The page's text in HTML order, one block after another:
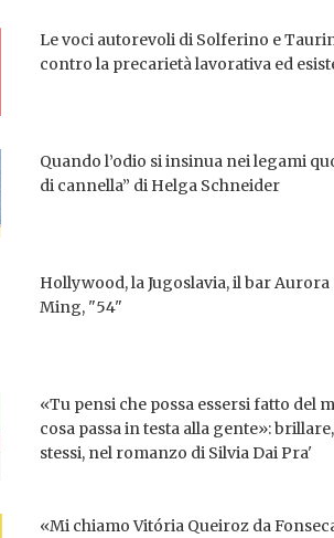
Le voci autorevoli di Solferino e
contro la precarietà lavorativa ed
Quando l’odio si insinua nei legami
di cannella” di Helga Schneider
Hollywood, la Jugoslavia, il bar
Ming, "54"
«Tu pensi che possa essersi fatto del
cosa passa in testa alla gente»:
stessi, nel romanzo di Silvia Dai Pra'
«Mi chiamo Vitória Queiroz da